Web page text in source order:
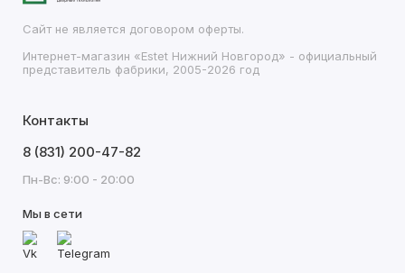
Сайт не является договором оферты.
Интернет-магазин «Estet Нижний Новгород» - официальный
представитель фабрики, 2005-2026 год
Контакты
8 (831) 200-47-82
Пн-Вс: 9:00 - 20:00
Мы в сети